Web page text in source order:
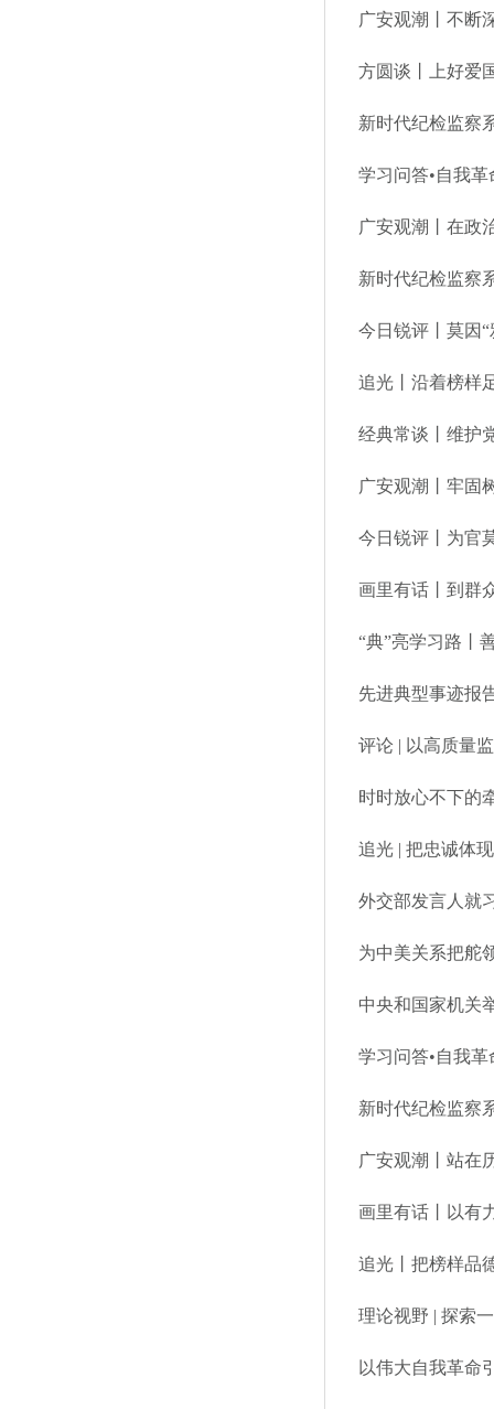
广安观潮丨不断
方圆谈丨上好爱
广安观潮丨在政
今日锐评丨莫因
追光丨沿着榜样
经典常谈丨维护
广安观潮丨牢固
今日锐评丨为官
画里有话丨到群
“典”亮学习路丨
先进典型事迹报
评论 | 以高质量
时时放心不下的
追光 | 把忠诚体
为中美关系把舵
中央和国家机关
学习问答•自我
新时代纪检监察
广安观潮丨站在
画里有话丨以有
追光丨把榜样品
理论视野 | 探索
以伟大自我革命